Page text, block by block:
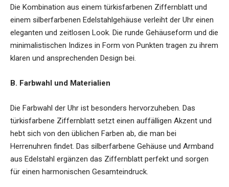
Die Kombination aus einem türkisfarbenen Ziffernblatt und
einem silberfarbenen Edelstahlgehäuse verleiht der Uhr einen
eleganten und zeitlosen Look. Die runde Gehäuseform und die
minimalistischen Indizes in Form von Punkten tragen zu ihrem
klaren und ansprechenden Design bei.
B. Farbwahl und Materialien
Die Farbwahl der Uhr ist besonders hervorzuheben. Das
türkisfarbene Ziffernblatt setzt einen auffälligen Akzent und
hebt sich von den üblichen Farben ab, die man bei
Herrenuhren findet. Das silberfarbene Gehäuse und Armband
aus Edelstahl ergänzen das Ziffernblatt perfekt und sorgen
für einen harmonischen Gesamteindruck.